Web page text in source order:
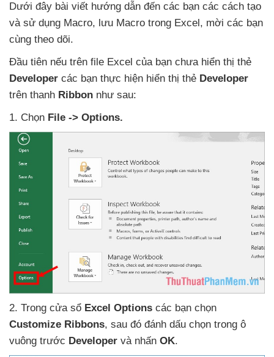
Dưới đây bài viết hướng dẫn đến các bạn các cách tạo
và sử dụng Macro, lưu Macro trong Excel, mời các bạn
cùng theo dõi.
Đầu tiên nếu trên file Excel của bạn chưa hiển thị thẻ
Developer các bạn thực hiện hiển thị thẻ Developer
trên thanh Ribbon như sau:
1. Chọn File -> Options.
2. Trong cửa sổ Excel Options các bạn chọn
Customize Ribbons, sau đó đánh dấu chọn trong ô
vuông trước Developer và nhấn OK.